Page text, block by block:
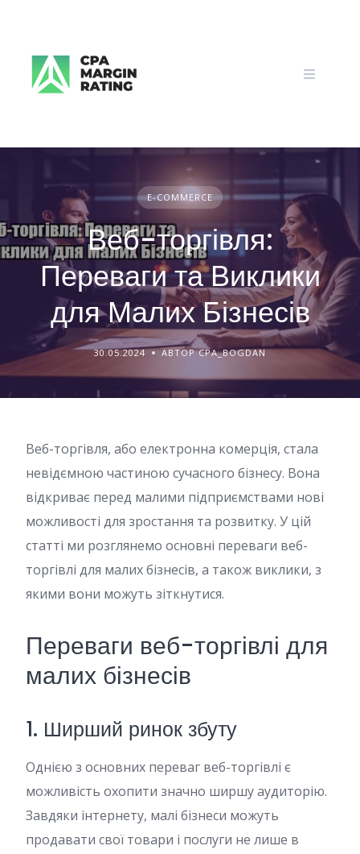
E-COMMERCE
Веб-торгівля:
Переваги та Виклики
для Малих Бізнесів
30.05.2024 АВТОР CPA_BOGDAN
Веб-торгівля, або електронна комерція, стала
невідємною частиною сучасного бізнесу. Вона
відкриває перед малими підприємствами нові
можливості для зростання та розвитку. У цій
статті ми розглянемо основні переваги веб-
торгівлі для малих бізнесів, а також виклики, з
якими вони можуть зіткнутися.
Переваги веб-торгівлі для
малих бізнесів
1. Ширший ринок збуту
Однією з основних переваг веб-торгівлі є
можливість охопити значно ширшу аудиторію.
Завдяки інтернету, малі бізнеси можуть
продавати свої товари і послуги не лише в